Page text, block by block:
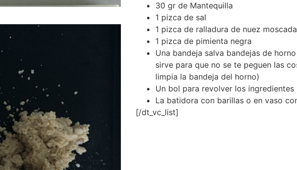
30 gr de Mantequilla
1 pizca de sal
1 pizca de ralladura de nuez moscada
1 pizca de pimienta negra
Una bandeja salva bandejas de
sirve para que no se te peguen las
limpia la bandeja del horno)
Un bol para revolver los ingredientes
La batidora con barillas o en vaso
[/dt_vc_list]